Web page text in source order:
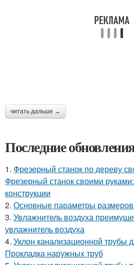
читать дальше →
Последние
1. Фрезерный станок по дереву
Фрезерный станок своими
конструкции
2. Основные параметры
3. Увлажнитель воздуха
увлажнитель воздуха
4. Уклон канализационной трубы
Прокладка наружных труб